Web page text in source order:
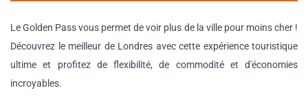
Le Golden Pass vous permet de voir plus de la ville pour moins cher !
Découvrez le meilleur de Londres avec cette expérience touristique
ultime et profitez de flexibilité, de commodité et d'économies
incroyables.